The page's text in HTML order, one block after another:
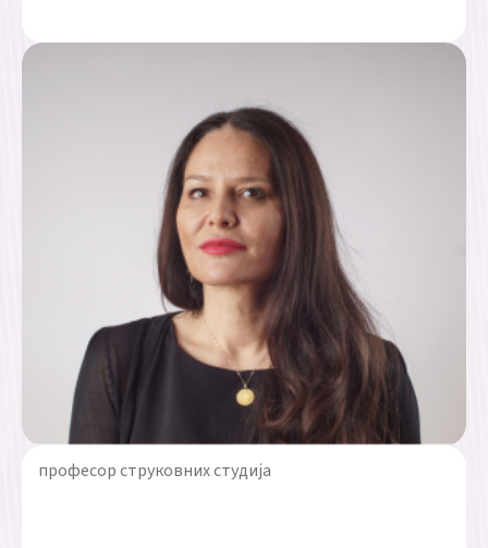
професор струковних студија